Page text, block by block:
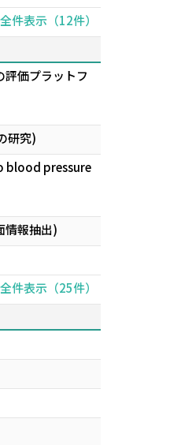
全件表示（12件）
価プラットフ
研究)
blood pressure
情報抽出)
全件表示（25件）